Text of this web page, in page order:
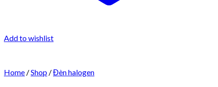
Add to wishlist
Home /Shop /Đèn halogen